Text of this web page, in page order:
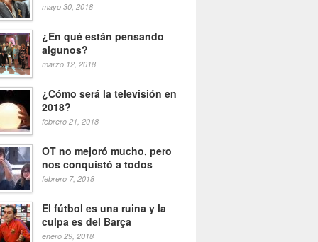
mayo 30, 2018
¿En qué están pensando
algunos?
marzo 12, 2018
¿Cómo será la televisión en
2018?
febrero 21, 2018
OT no mejoró mucho, pero
nos conquistó a todos
febrero 7, 2018
El fútbol es una ruina y la
culpa es del Barça
enero 29, 2018